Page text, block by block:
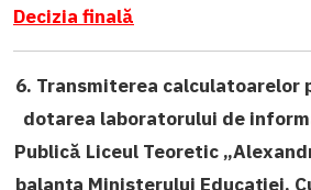
Decizia finală
6. Transmiterea calculatoarelor
dotarea laboratorului de
Publică Liceul Teoretic
balanța Ministerului Educației,